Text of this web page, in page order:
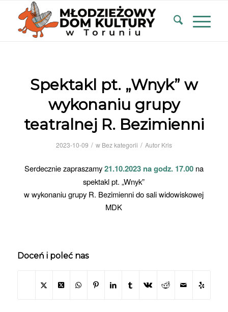
Spektakl pt. „Wnyk” w
wykonaniu grupy
teatralnej R. Bezimienni
2023-10-09 / w Bez kategorii / Autor Kris
Serdecznie zapraszamy21.10.2023 na godz. 17.00na
spektakl pt. „Wnyk”
w wykonaniu grupy R. Bezimienni do sali widowiskowej
MDK
Doceń i poleć nas